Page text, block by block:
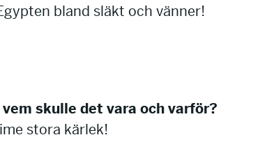
bland släkt och vänner!
skulle det vara och varför?
stora kärlek!